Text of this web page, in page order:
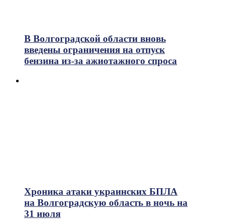
В Волгоградской области вновь
введены ограничения на отпуск
бензина из-за ажиотажного спроса
Хроника атаки украинских БПЛА
на Волгоградскую область в ночь на
31 июля